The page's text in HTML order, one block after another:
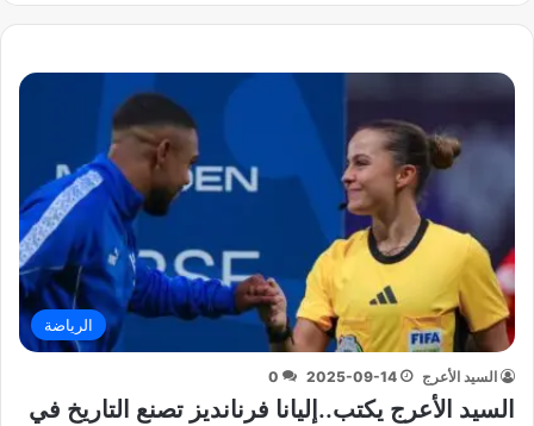
الرياضة
السيد الأعرج 2025-09-14
0
السيد الأعرج يكتب..إليانا فرنانديز تصنع التاريخ في